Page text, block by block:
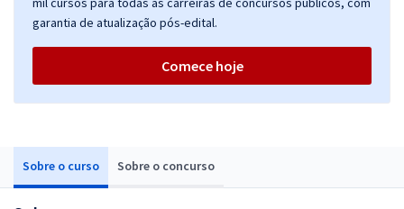
Sobre o curso Sobre o concurso
garantia de atualização pós-edital.
Comece hoje